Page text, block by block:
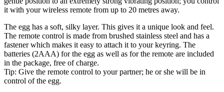
it with your wireless remote from up to 20 metres away.
The egg has a soft, silky layer. This gives it a unique look and feel.
The remote control is made from brushed stainless steel and has a
fastener which makes it easy to attach it to your keyring. The
batteries (2AAA) for the egg as well as for the remote are included
in the package, free of charge.
Tip: Give the remote control to your partner; he or she will be in
control of the egg.